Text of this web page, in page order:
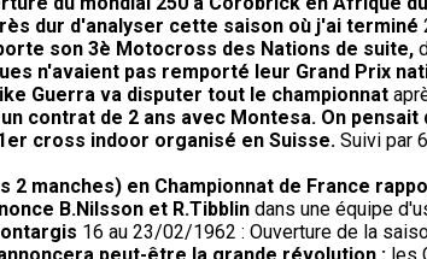
dur d'analyser cette saison où j'ai terminé
son 3è Motocross des Nations de suite,
n'avaient pas remporté leur Grand Prix
Guerra va disputer tout le championnat
contrat de 2 ans avec Montesa. On
cross indoor organisé en Suisse. Suivi par
2 manches) en Championnat de France
B.Nilsson et R.Tibblin dans une équipe
16 au 23/02/1962 : Ouverture de la